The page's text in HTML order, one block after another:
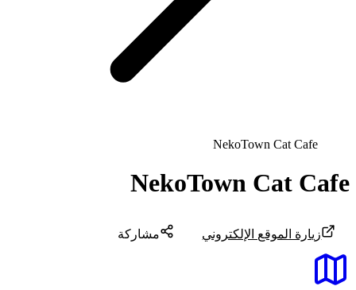
NekoTown Cat Cafe
NekoTown Cat Cafe
زيارة الموقع الإلكتروني مشاركة